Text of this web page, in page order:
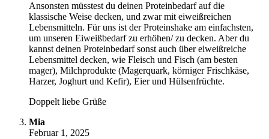
Ansonsten müsstest du deinen Proteinbedarf auf die
klassische Weise decken, und zwar mit eiweißreichen
Lebensmitteln. Für uns ist der Proteinshake am einfachsten,
um unseren Eiweißbedarf zu erhöhen/ zu decken. Aber du
kannst deinen Proteinbedarf sonst auch über eiweißreiche
Lebensmittel decken, wie Fleisch und Fisch (am besten
mager), Milchprodukte (Magerquark, körniger Frischkäse,
Harzer, Joghurt und Kefir), Eier und Hülsenfrüchte.
Doppelt liebe Grüße
Mia
Februar 1, 2025